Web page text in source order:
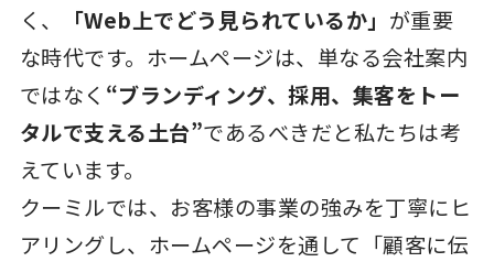
く、
「Web上でどう見られているか」 が重要
な時代です。ホームページは、単なる会社案内
ではなく “ブランディング、採用、集客をトー
タルで支える土台”であるべきだと私たちは考
えています。
クーミルでは、お客様の事業の強みを丁寧にヒ
アリングし、ホームページを通して「顧客に伝